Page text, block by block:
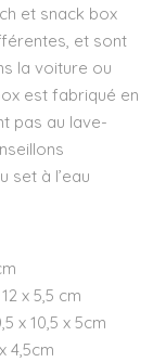
et snack box
et sont
la voiture ou
est fabriqué en
pas au lave-
set à l’eau
x 5,5 cm
x 10,5 x 5cm
4,5cm